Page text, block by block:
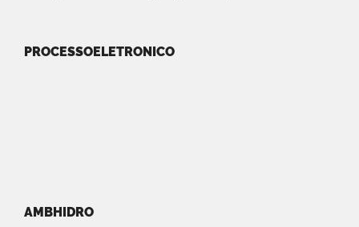
PROCESSOELETRONICO
AMBHIDRO